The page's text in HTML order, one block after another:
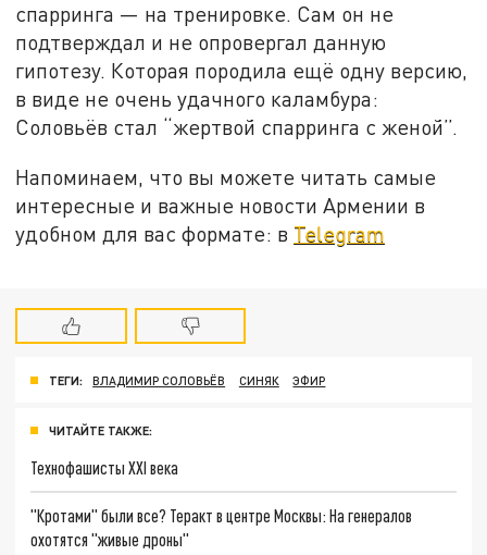
спарринга — на тренировке. Сам он не
подтверждал и не опровергал данную
гипотезу. Которая породила ещё одну версию,
в виде не очень удачного каламбура:
Соловьёв стал “жертвой спарринга с женой”.
Напоминаем, что вы можете читать самые
интересные и важные новости Армении в
удобном для вас формате: в Telegram
ТЕГИ: ВЛАДИМИР СОЛОВЬЁВ СИНЯК ЭФИР
ЧИТАЙТЕ ТАКЖЕ:
Технофашисты XXI века
"Кротами" были все? Теракт в центре Москвы: На генералов
охотятся "живые дроны"